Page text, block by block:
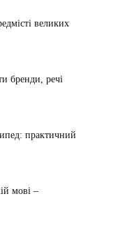
великих
бренди, речі
практичний
мові –